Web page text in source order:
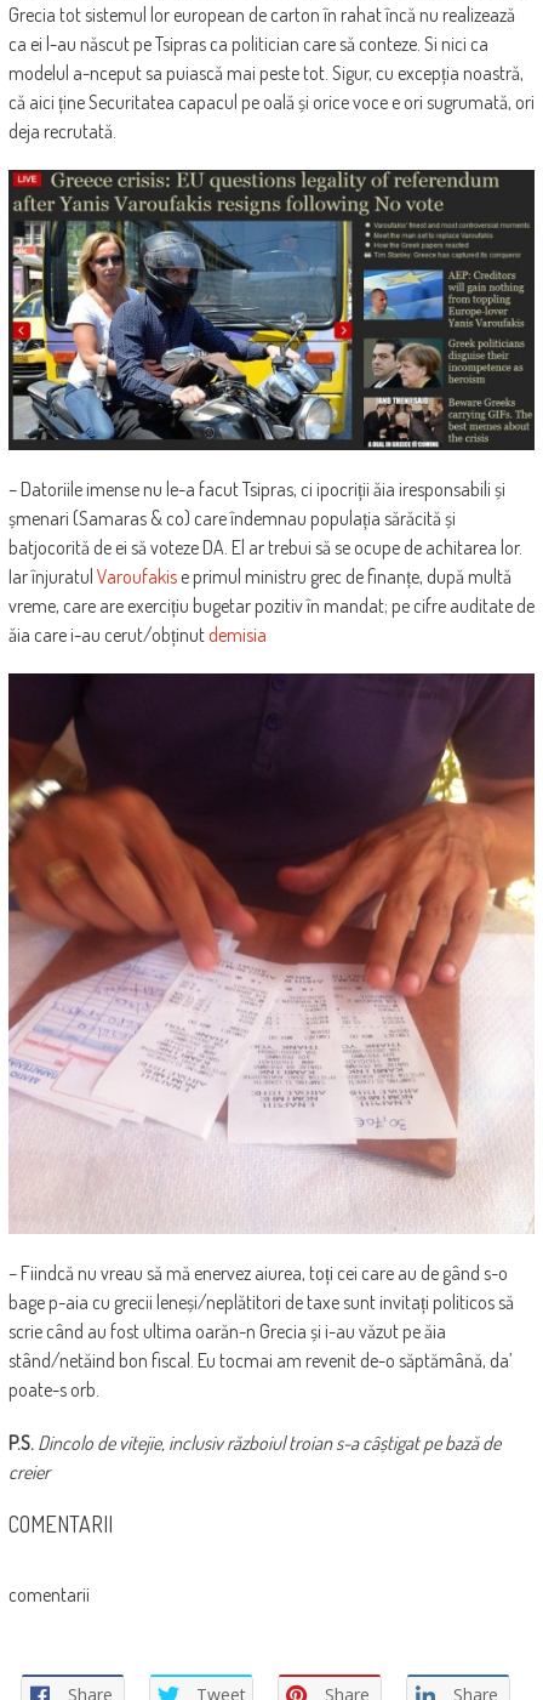
Grecia tot sistemul lor european de carton în rahat încă nu realizează
ca ei l-au născut pe Tsipras ca politician care să conteze. Si nici ca
modelul a-nceput sa puiască mai peste tot. Sigur, cu excepția noastră,
că aici ține Securitatea capacul pe oală și orice voce e ori sugrumată, ori
deja recrutată.
– Datoriile imense nu le-a facut Tsipras, ci ipocriții ăia iresponsabili și
șmenari (Samaras & co) care îndemnau populația sărăcită și
batjocorită de ei să voteze DA. El ar trebui să se ocupe de achitarea lor.
Iar înjuratul Varoufakise primul ministru grec de finanțe, după multă
vreme, care are exercițiu bugetar pozitiv în mandat; pe cifre auditate de
ăia care i-au cerut/obținutdemisia
– Fiindcă nu vreau să mă enervez aiurea, toți cei care au de gând s-o
bage p-aia cu grecii leneși/neplătitori de taxe sunt invitați politicos să
scrie când au fost ultima oarăn-n Grecia și i-au văzut pe ăia
stând/netăind bon fiscal. Eu tocmai am revenit de-o săptămână, da’
poate-s orb.
P.S. Dincolo de vitejie, inclusiv războiul troian s-a câștigat pe bază de
creier
COMENTARII
comentarii
Share Tweet Share Share